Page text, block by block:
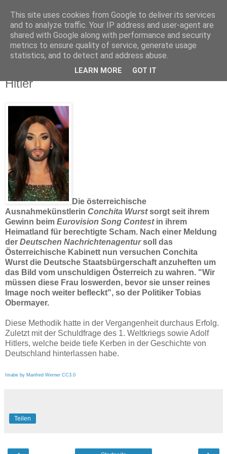
Österreich vergleicht Conchita Wurst mit
Hitler
Die österreichische
Ausnahmekünstlerin Conchita Wurstsorgt seit ihrem
Gewinn beim Eurovision Song Contest in ihrem
Heimatland für berechtigte Scham. Nach einer Meldung
der Deutschen Nachrichtenagentursoll das
Österreichische Kabinett nun versuchen Conchita
Wurst die Deutsche Staatsbürgerschaft anzuheften um
das Bild vom unschuldigen Österreich zu wahren. "Wir
müssen diese Frau loswerden, bevor sie unser reines
Image noch weiter befleckt", so der Politiker Tobias
Obermayer.
Diese Methodik hatte in der Vergangenheit durchaus Erfolg.
Zuletzt mit der Schuldfrage des 1. Weltkriegs sowie Adolf
Hitlers, welche beide tiefe Kerben in der Geschichte von
Deutschland hinterlassen habe.
Imabe by Manfred Werner CC3.0
Teilen
This site uses cookies from Google to deliver its services
and to analyze traffic. Your IP address and user-agent are
shared with Google along with performance and security
metrics to ensure quality of service, generate usage
statistics, and to detect and address abuse.
LEARN MORE GOT IT